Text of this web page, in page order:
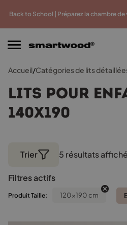
Back to School | Préparez la chambre
prix Paiements en
Accueil/Catégories de lits
Lits pour
140x190
Trier 5 résultats
Filtres actifs
Produit Taille: 120x190 cm